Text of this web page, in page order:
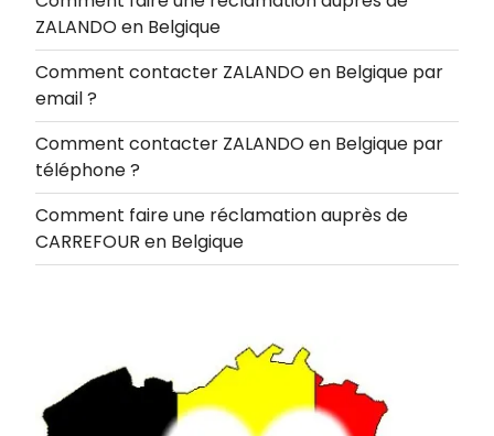
ZALANDO en Belgique
Comment contacter ZALANDO en Belgique par
email ?
Comment contacter ZALANDO en Belgique par
téléphone ?
Comment faire une réclamation auprès de
CARREFOUR en Belgique